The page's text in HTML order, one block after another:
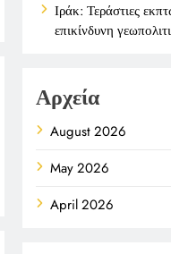
Ιράκ: Τεράστιες
επικίνδυνη
Αρχεία
August 2026
May 2026
April 2026